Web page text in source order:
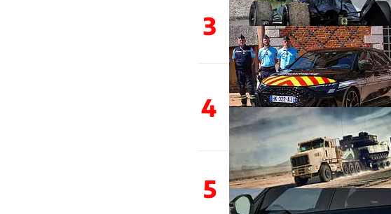
3
4
5